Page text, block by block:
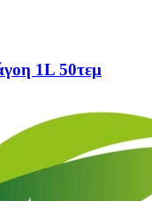
1L 50τεμ